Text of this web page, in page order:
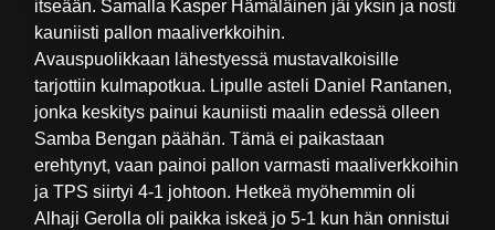
itseään. Samalla Kasper Hämäläinen jäi yksin ja nosti
kauniisti pallon maaliverkkoihin.
Avauspuolikkaan lähestyessä mustavalkoisille
tarjottiin kulmapotkua. Lipulle asteli Daniel Rantanen,
jonka keskitys painui kauniisti maalin edessä olleen
Samba Bengan päähän. Tämä ei paikastaan
erehtynyt, vaan painoi pallon varmasti maaliverkkoihin
ja TPS siirtyi 4-1 johtoon. Hetkeä myöhemmin oli
Alhaji Gerolla oli paikka iskeä jo 5-1 kun hän onnistui